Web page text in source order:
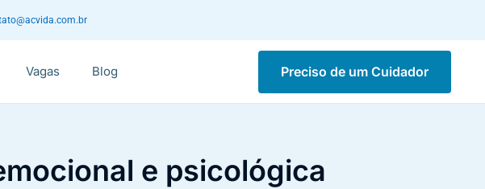
Vagas Blog Preciso de um Cuidador
e psicológica